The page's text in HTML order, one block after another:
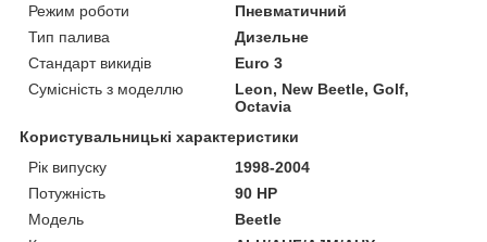
Режим роботи
Пневматичний
Тип палива
Дизельне
Стандарт викидів
Euro 3
Сумісність з моделлю
Leon, New Beetle, Golf,
Octavia
Користувальницькі характеристики
Рік випуску
1998-2004
Потужність
90 HP
Модель
Beetle